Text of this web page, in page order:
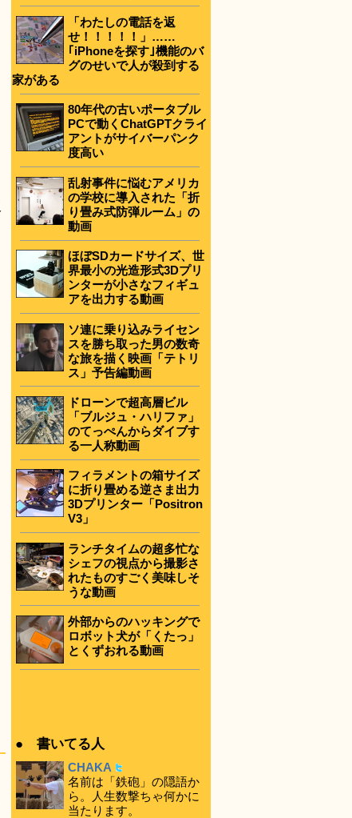
「わたしの電話を返
せ！！！！！」……
｢iPhoneを探す｣機能のバ
グのせいで人が殺到する
家がある
80年代の古いポータブル
PCで動くChatGPTクライ
アントがサイバーパンク
度高い
乱射事件に悩むアメリカ
の学校に導入された「折
り畳み式防弾ルーム」の
動画
ほぼSDカードサイズ、世
界最小の光造形式3Dプリ
ンターが小さなフィギュ
アを出力する動画
ソ連に乗り込みライセン
スを勝ち取った男の数奇
な旅を描く映画「テトリ
ス」予告編動画
ドローンで超高層ビル
「ブルジュ・ハリファ」
のてっぺんからダイブす
る一人称動画
フィラメントの箱サイズ
に折り畳める逆さま出力
3Dプリンター「Positron
V3」
ランチタイムの超多忙な
シェフの視点から撮影さ
れたものすごく美味しそ
うな動画
外部からのハッキングで
ロボット犬が「くたっ」
とくずおれる動画
● 書いてる人
CHAKA
名前は「鉄砲」の隠語か
ら。人生数撃ちゃ何かに
当たります。